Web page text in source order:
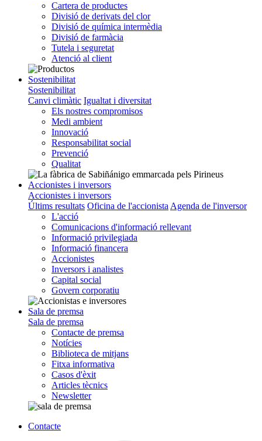
Cartera de productes
Divisió de derivats del clor
Divisió de química intermèdia
Divisió de farmàcia
Tutela i seguretat
Atenció al client
Sostenibilitat
Sostenibilitat
Canvi climàtic Igualtat i diversitat
Els nostres compromisos
Medi ambient
Innovació
Responsabilitat social
Prevenció
Qualitat
Accionistes i inversors
Accionistes i inversors
Últims resultats Oficina de l'accionista Agenda de l'inversor
L'acció
Comunicacions d'informació rellevant
Informació privilegiada
Informació financera
Accionistes
Inversors i analistes
Capital social
Govern corporatiu
Sala de premsa
Sala de premsa
Contacte de premsa
Notícies
Biblioteca de mitjans
Fitxa informativa
Casos d'èxit
Articles tècnics
Newsletter
Contacte